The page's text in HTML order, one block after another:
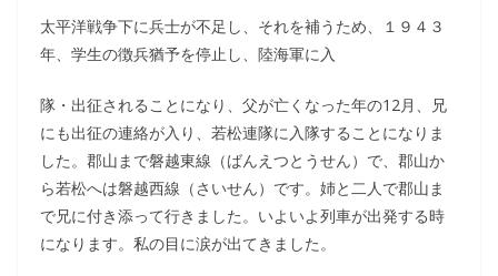
太平洋戦争下に兵士が不足し、それを補うため、１９４３
年、学生の徴兵猶予を停止し、陸海軍に入
隊・出征されることになり、父が亡くなった年の12月、兄
にも出征の連絡が入り、若松連隊に入隊することになりま
した。郡山まで磐越東線（ばんえつとうせん）で、郡山か
ら若松へは磐越西線（さいせん）です。姉と二人で郡山ま
で兄に付き添って行きました。いよいよ列車が出発する時
になります。私の目に涙が出てきました。